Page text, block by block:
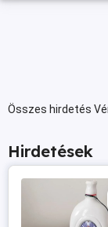
Összes hirdetés
Hirdetések